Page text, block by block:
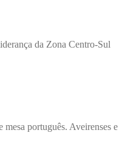
da Zona Centro-Sul
português. Aveirenses e